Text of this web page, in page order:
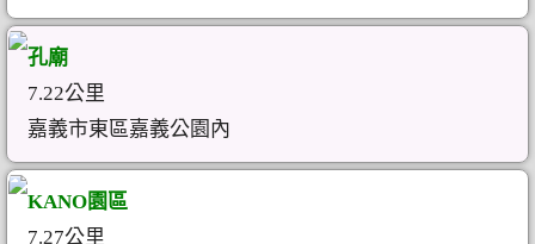
孔廟
7.22公里
嘉義市東區嘉義公園內
KANO園區
7.27公里